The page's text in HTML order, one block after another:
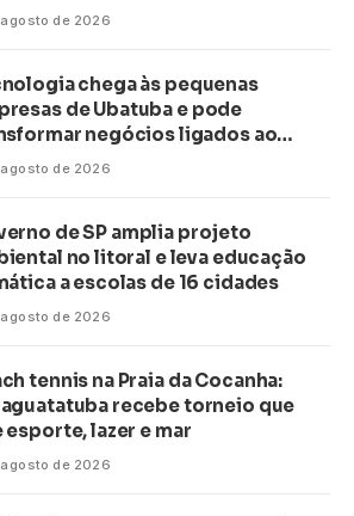
agosto de 2026
chega às pequenas
de Ubatuba e pode
negócios ligados ao
no litoral
agosto de 2026
de SP amplia projeto
no litoral e leva educação
a escolas de 16 cidades
agosto de 2026
tennis na Praia da Cocanha:
recebe torneio que
esporte, lazer e mar
agosto de 2026